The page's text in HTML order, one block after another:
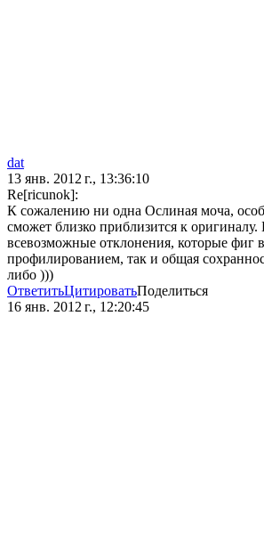
dat
13 янв. 2012 г., 13:36:10
Re[ricunok]:
К сожалению ни одна Ослиная моча,
сможет близко приблизится к оригиналу.
всевозможные отклонения, которые фиг
профилированием, так и общая
либо )))
ОтветитьЦитироватьПоделиться
16 янв. 2012 г., 12:20:45